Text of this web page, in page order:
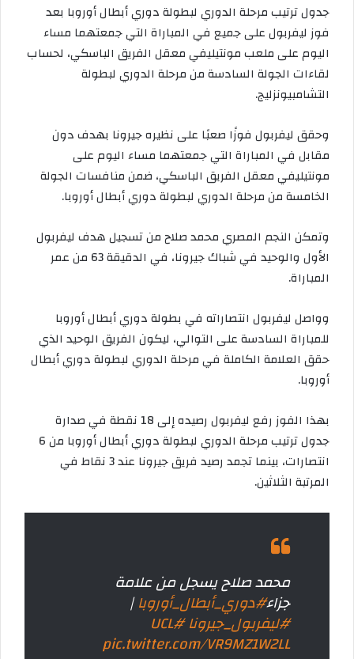
جدول ترتيب مرحلة الدوري لبطولة دوري أبطال أوروبا بعد
فوز ليفربول على جميع في المباراة التي جمعتهما مساء
اليوم على ملعب مونتيليفي معقل الفريق الباسكي، لحساب
لقاءات الجولة السادسة من مرحلة الدوري لبطولة
التشامبيونزليج.
وحقق ليفربول فوزًا صعبًا على نظيره جيرونا بهدف دون
مقابل في المباراة التي جمعتهما مساء اليوم على
مونتيليفي معقل الفريق الباسكي، ضمن منافسات الجولة
الخامسة من مرحلة الدوري لبطولة دوري أبطال أوروبا.
وتمكن النجم المصري محمد صلاح من تسجيل هدف ليفربول
الأول والوحيد في شباك جيرونا، في الدقيقة 63 من عمر
المباراة.
وواصل ليفربول انتصاراته في بطولة دوري أبطال أوروبا
للمباراة السادسة على التوالي، ليكون الفريق الوحيد الذي
حقق العلامة الكاملة في مرحلة الدوري لبطولة دوري أبطال
أوروبا.
بهذا الفوز رفع ليفربول رصيده إلى 18 نقطة في صدارة
جدول ترتيب مرحلة الدوري لبطولة دوري أبطال أوروبا من 6
انتصارات، بينما تجمد رصيد فريق جيرونا عند 3 نقاط في
المرتبة الثلاثين.
محمد صلاح يسجل من علامة
جزاء#دوري_أبطال_أوروبا|
#ليفربول_جيرونا #UCL
pic.twitter.com/VR9MZ1W2LL